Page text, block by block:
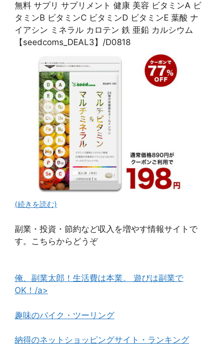
無料 サプリ サプリメント 健康 美容 ビタミンA ビ
タミンB ビタミンC ビタミンD ビタミンE 葉酸 ナ
イアシン ミネラル カロテン 鉄 亜鉛 カルシウム
【seedcoms_DEAL3】/D0818
(続きを読む)
副業・投資・節約など収入を増やす情報サイトで
す。こちらからどうぞ
俺、副業太郎！生活費は本業。 遊びは副業で
OK！/a>
趣味のバイク・ツーリング
納得のネットショッピングサイト・ランキング